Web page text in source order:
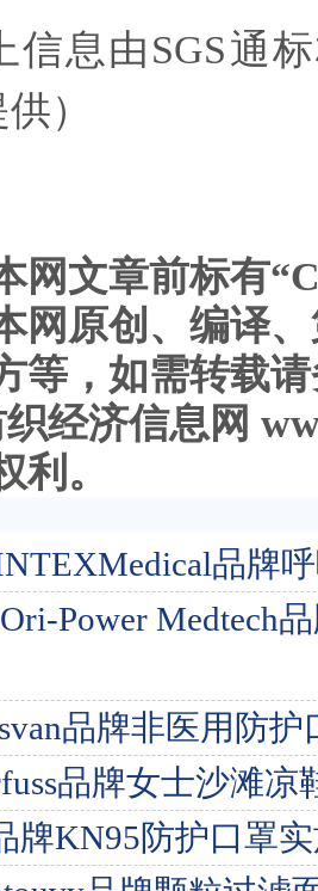
息由SGS通标
）
网文章前标有
网原创、编译
等，如需转载
经济信息网
利。
品牌
Power Medtech
品牌非医用防护
品牌女士沙滩凉
牌KN95防护口罩